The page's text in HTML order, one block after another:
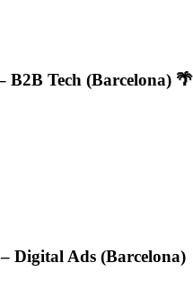
Tech (Barcelona) 🌴
Digital Ads (Barcelona)